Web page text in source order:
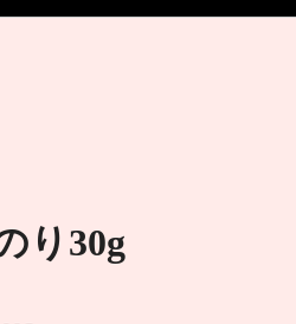
り30g